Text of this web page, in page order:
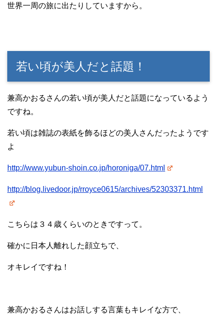
世界一周の旅に出たりしていますから。
若い頃が美人だと話題！
兼高かおるさんの若い頃が美人だと話題になっているよう
ですね。
若い頃は雑誌の表紙を飾るほどの美人さんだったようです
よ
http://www.yubun-shoin.co.jp/horoniga/07.html
http://blog.livedoor.jp/rroyce0615/archives/52303371.html
こちらは３４歳くらいのときですって。
確かに日本人離れした顔立ちで、
オキレイですね！
兼高かおるさんはお話しする言葉もキレイな方で、